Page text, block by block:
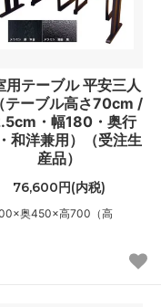
用テーブル 平安三人
テーブル高さ70cm /
・幅180・奥行
和洋兼用）（受注生
産品）
76,600円(内税)
奥450×高700（高